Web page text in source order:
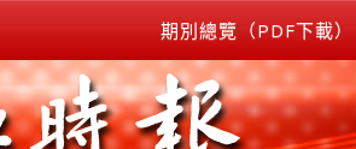
期別總覽（PDF下載）